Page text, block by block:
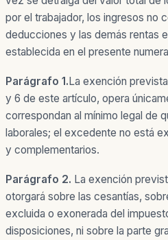
por el trabajador, los ingresos no
deducciones y las demás rentas
establecida en el presente
Parágrafo 1.La exención
y 6 de este artículo, opera
correspondan al mínimo legal de
laborales; el excedente no está
y complementarios.
Parágrafo 2. La exención
otorgará sobre las cesantías,
excluida o exonerada del
disposiciones, ni sobre la parte